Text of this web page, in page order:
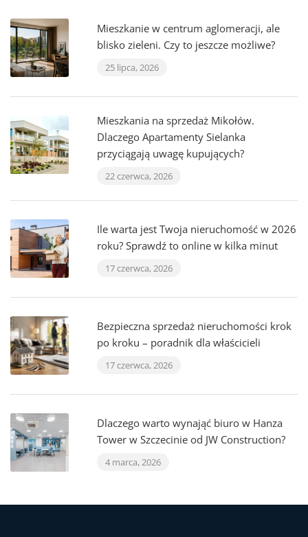
Mieszkanie w centrum aglomeracji, ale
blisko zieleni. Czy to jeszcze możliwe?
25 lipca, 2026
Mieszkania na sprzedaż Mikołów.
Dlaczego Apartamenty Sielanka
przyciągają uwagę kupujących?
22 czerwca, 2026
Ile warta jest Twoja nieruchomość w 2026
roku? Sprawdź to online w kilka minut
17 czerwca, 2026
Bezpieczna sprzedaż nieruchomości krok
po kroku – poradnik dla właścicieli
17 czerwca, 2026
Dlaczego warto wynająć biuro w Hanza
Tower w Szczecinie od JW Construction?
4 marca, 2026